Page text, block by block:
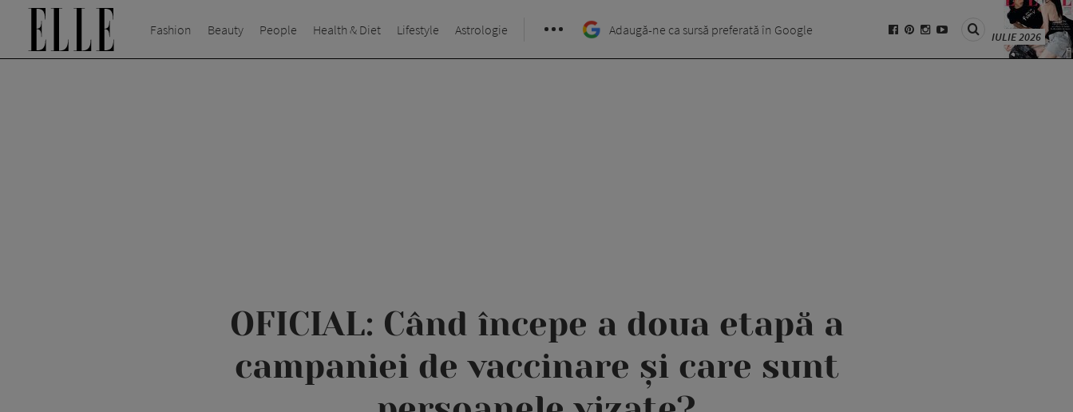
Fashion Beauty People Health & Diet Lifestyle Astrologie Adaugă-ne ca sursă preferată în Google IULIE 2026
OFICIAL: Când începe a doua etapă a
campaniei de vaccinare și care sunt